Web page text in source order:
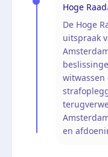
Hoge Raad
De Hoge
uitspraak
witwassen
en